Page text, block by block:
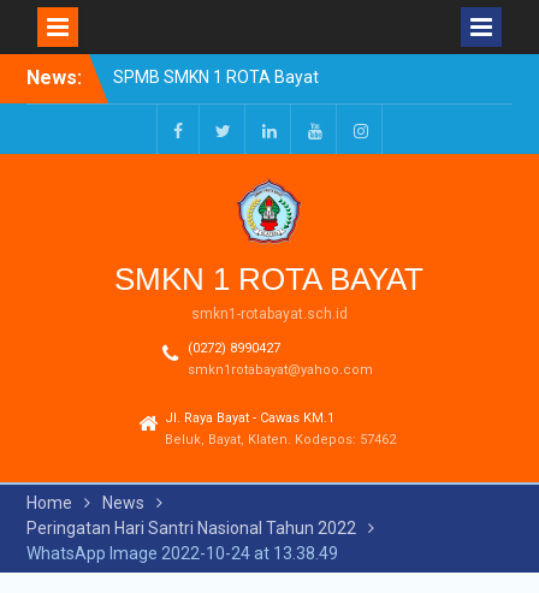
News:
SPMB SMKN 1 ROTA Bayat
Tahun Ajaran 2026/2027
Resmi Dibuka
Pengumuman Kelulusan
Tahun Ajaran 2025-2026
Realisasi Dana BOSP
Reguler Tahap 1 Tahun
FacebookTwitterLinkedInYoutubeInstagram
SMKN 1 ROTA BAYAT
smkn1-rotabayat.sch.id
(0272) 8990427
smkn1rotabayat@yahoo.com
Jl. Raya Bayat - Cawas KM.1
Beluk, Bayat, Klaten. Kodepos: 57462
Home
News
Peringatan Hari Santri Nasional Tahun 2022
WhatsApp Image 2022-10-24 at 13.38.49